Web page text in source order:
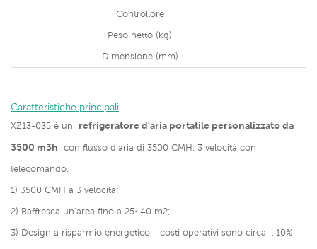
Controllore
Peso netto (kg)
Dimensione (mm)
Caratteristiche principali
XZ13-035 è un refrigeratore d'aria portatile personalizzato da
3500 m3h con flusso d'aria di 3500 CMH, 3 velocità con
telecomando.
1) 3500 CMH a 3 velocità;
2) Raffresca un'area fino a 25~40 m2;
3) Design a risparmio energetico, i costi operativi sono circa il 10%